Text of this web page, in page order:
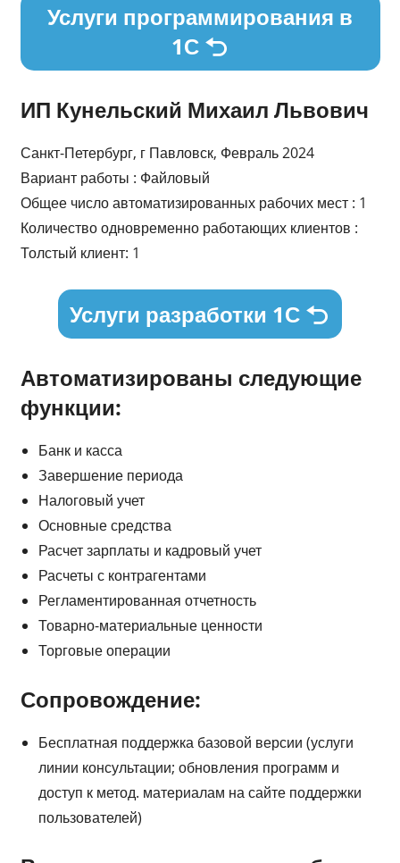
Услуги программирования в
1С
ИП Кунельский Михаил Львович
Санкт-Петербург, г Павловск, Февраль 2024
Вариант работы : Файловый
Общее число автоматизированных рабочих мест : 1
Количество одновременно работающих клиентов :
Толстый клиент: 1
Услуги разработки 1С
Автоматизированы следующие
функции:
Банк и касса
Завершение периода
Налоговый учет
Основные средства
Расчет зарплаты и кадровый учет
Расчеты с контрагентами
Регламентированная отчетность
Товарно-материальные ценности
Торговые операции
Сопровождение:
Бесплатная поддержка базовой версии (услуги
линии консультации; обновления программ и
доступ к метод. материалам на сайте поддержки
пользователей)